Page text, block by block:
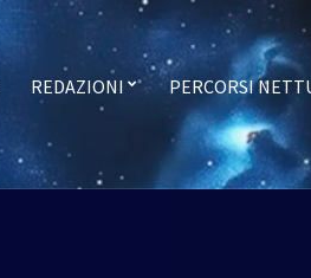
REDAZIONI
PERCORSI